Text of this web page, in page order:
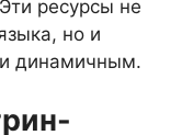
ресурсы не
но и
динамичным.